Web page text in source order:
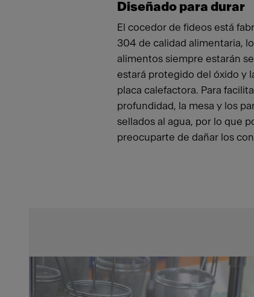
Diseñado para durar
El cocedor de fideos está
304 de calidad alimentaria,
alimentos siempre estarán
estará protegido del óxido y
placa calefactora. Para
profundidad, la mesa y los
sellados al agua, por lo que
preocuparte de dañar los